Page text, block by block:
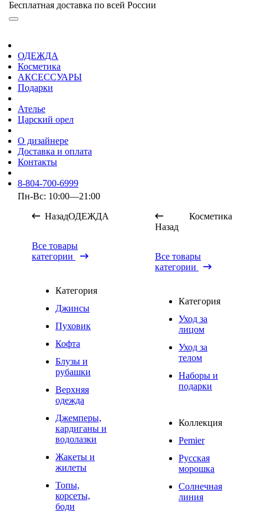
Бесплатная доставка по всей России
ОДЕЖДА
Косметика
АКСЕССУАРЫ
Подарки
Ателье
Царский орел
О дизайнере
Доставка и оплата
Контакты
8-804-700-6999
Пн-Вс: 10:00—21:00
НазадОДЕЖДА
Все товары
категории
Категория
Джинсы
Пуховик
Кофта
Блузы и
рубашки
Верхняя
одежда
Джемперы,
кардиганы и
водолазки
Жакеты и
жилеты
Топы,
корсеты,
боди
Назад
Косметика
Все товары
категории
Категория
Уход за
лицом
Уход за
телом
Наборы и
подарки
Коллекция
Pemier
Русская
морошка
Солнечная
линия